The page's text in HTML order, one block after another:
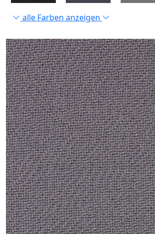
alle Farben anzeigen